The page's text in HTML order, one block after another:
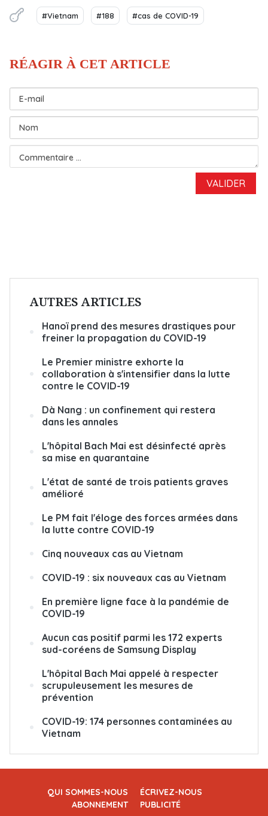
#Vietnam #188 #cas de COVID-19
AUTRES ARTICLES
Hanoï prend des mesures drastiques pour
freiner la propagation du COVID-19
Le Premier ministre exhorte la
collaboration à s'intensifier dans la lutte
contre le COVID-19
Dà Nang : un confinement qui restera
dans les annales
L'hôpital Bach Mai est désinfecté après
sa mise en quarantaine
L'état de santé de trois patients graves
amélioré
Le PM fait l'éloge des forces armées dans
la lutte contre COVID-19
Cinq nouveaux cas au Vietnam
COVID-19 : six nouveaux cas au Vietnam
En première ligne face à la pandémie de
COVID-19
Aucun cas positif parmi les 172 experts
sud-coréens de Samsung Display
L'hôpital Bach Mai appelé à respecter
scrupuleusement les mesures de
prévention
COVID-19: 174 personnes contaminées au
Vietnam
QUI SOMMES-NOUS
ÉCRIVEZ-NOUS
ABONNEMENT
PUBLICITÉ